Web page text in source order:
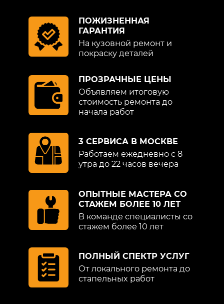
ПОЖИЗНЕННАЯ
ГАРАНТИЯ
На кузовной ремонт и
покраску деталей
ПРОЗРАЧНЫЕ ЦЕНЫ
Объявляем итоговую
стоимость ремонта до
начала работ
3 СЕРВИСА В МОСКВЕ
Работаем ежедневно с 8
утра до 22 часов вечера
ОПЫТНЫЕ МАСТЕРА СО
СТАЖЕМ БОЛЕЕ 10 ЛЕТ
В команде специалисты со
стажем более 10 лет
ПОЛНЫЙ СПЕКТР УСЛУГ
От локального ремонта до
стапельных работ